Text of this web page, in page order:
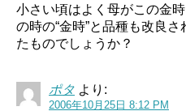
小さい頃はよく母がこの金
の時の“金時”と品種も改良さ
たものでしょうか？
ポタ より:
2006年10月25日 8:12 PM